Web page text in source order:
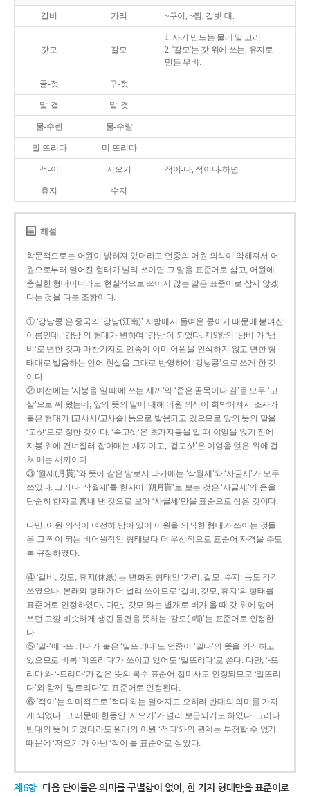
갈비 가리 ~구이, ~찜, 갈빗-대.
갓모 갈모
1. 사기 만드는 물레 밑 고리.
2. '갈모'는 갓 위에 쓰는, 유지로
만든 우비.
굴-젓 구-젓
말-곁 말-겻
물-수란 물-수랄
밀-뜨리다 미-뜨리다
적-이 저으기 적이-나, 적이나-하면.
휴지 수지
해설
학문적으로는 어원이 밝혀져 있더라도 언중의 어원 의식이 약해져서 어
원으로부터 멀어진 형태가 널리 쓰이면 그 말을 표준어로 삼고, 어원에
충실한 형태이더라도 현실적으로 쓰이지 않는 말은 표준어로 삼지 않겠
다는 것을 다룬 조항이다.
① ‘강낭콩’은 중국의 ‘강남(江南)’ 지방에서 들여온 콩이기 때문에 붙여진
이름인데, ‘강남’의 형태가 변하여 ‘강낭’이 되었다. 제9항의 ‘남비’가 ‘냄
비’로 변한 것과 마찬가지로 언중이 이미 어원을 인식하지 않고 변한 형
태대로 발음하는 언어 현실을 그대로 반영하여 ‘강낭콩’으로 쓰게 한 것
이다.
② 예전에는 ‘지붕을 일 때에 쓰는 새끼’와 ‘좁은 골목이나 길’을 모두 ‘고
샅’으로 써 왔는데, 앞의 뜻의 말에 대해 어원 의식이 희박해져서 조사가
붙은 형태가 [고사시/고사슬] 등으로 발음되고 있으므로 앞의 뜻의 말을
‘고삿’으로 정한 것이다. ‘속고삿’은 초가지붕을 일 때 이엉을 얹기 전에
지붕 위에 건너질러 잡아매는 새끼이고, ‘겉고삿’은 이엉을 얹은 위에 걸
쳐 매는 새끼이다.
③ ‘월세(月貰)’와 뜻이 같은 말로서 과거에는 ‘삭월세’와 ‘사글세’가 모두
쓰였다. 그러나 ‘삭월세’를 한자어 ‘朔月貰’로 보는 것은 ‘사글세’의 음을
단순히 한자로 흉내 낸 것으로 보아 ‘사글세’만을 표준으로 삼은 것이다.
다만, 어원 의식이 여전히 남아 있어 어원을 의식한 형태가 쓰이는 것들
은 그 짝이 되는 비어원적인 형태보다 더 우선적으로 표준어 자격을 주도
록 규정하였다.
④ ‘갈비, 갓모, 휴지(休紙)’는 변화된 형태인 ‘가리, 갈모, 수지’ 등도 각각
쓰였으나, 본래의 형태가 더 널리 쓰이므로 ‘갈비, 갓모, 휴지’의 형태를
표준어로 인정하였다. 다만, ‘갓모’와는 별개로 비가 올 때 갓 위에 덮어
쓰던 고깔 비슷하게 생긴 물건을 뜻하는 ‘갈모(-帽)’는 표준어로 인정한
다.
⑤ ‘밀-’에 ‘-뜨리다’가 붙은 ‘밀뜨리다’도 언중이 ‘밀다’의 뜻을 의식하고
있으므로 비록 ‘미뜨리다’가 쓰이고 있어도 ‘밀뜨리다’로 쓴다. 다만, ‘-뜨
리다’와 ‘-트리다’가 같은 뜻의 복수 표준어 접미사로 인정되므로 ‘밀뜨리
다’와 함께 ‘밀트리다’도 표준어로 인정된다.
⑥ ‘적이’는 의미적으로 ‘적다’와는 멀어지고 오히려 반대의 의미를 가지
게 되었다. 그 때문에 한동안 ‘저으기’가 널리 보급되기도 하였다. 그러나
반대의 뜻이 되었더라도 원래의 어원 ‘적다’와의 관계는 부정할 수 없기
때문에 ‘저으기’가 아닌 ‘적이’를 표준어로 삼았다.
제6항 다음 단어들은 의미를 구별함이 없이, 한 가지 형태만을 표준어로